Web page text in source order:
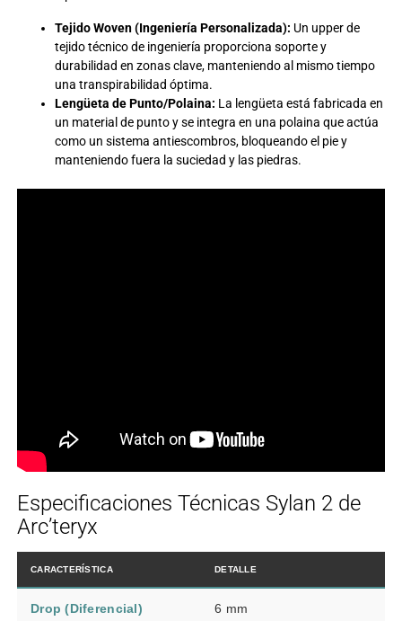
Tejido Woven (Ingeniería Personalizada): Un upper de
tejido técnico de ingeniería proporciona soporte y
durabilidad en zonas clave, manteniendo al mismo tiempo
una transpirabilidad óptima.
Lengüeta de Punto/Polaina: La lengüeta está fabricada en
un material de punto y se integra en una polaina que actúa
como un sistema antiescombros, bloqueando el pie y
manteniendo fuera la suciedad y las piedras.
Especificaciones Técnicas Sylan 2 de
Arc’teryx
CARACTERÍSTICA DETALLE
Drop (Diferencial) 6 mm